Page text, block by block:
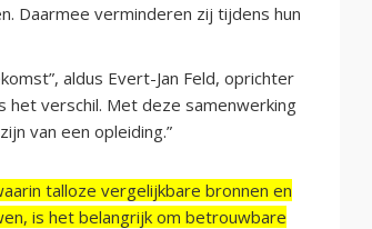
Daarmee verminderen zij tijdens hun
aldus Evert-Jan Feld, oprichter
het verschil. Met deze samenwerking
van een opleiding.”
talloze vergelijkbare bronnen en
is het belangrijk om betrouwbare